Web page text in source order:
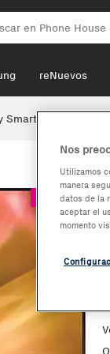
reNuevos
TV
-344,46€
Nos
Utilizamos
manera
datos de la
aceptar el
momento